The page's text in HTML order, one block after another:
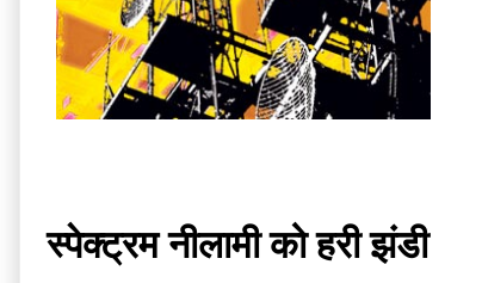
स्पेक्ट्रम नीलामी को हरी झंडी